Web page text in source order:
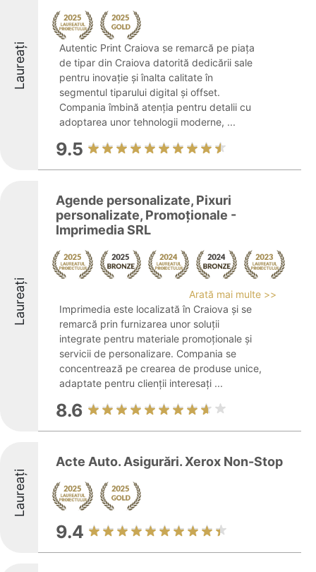
Laureați
Autentic Print Craiova se remarcă pe piața
de tipar din Craiova datorită dedicării sale
pentru inovație și înalta calitate în
segmentul tiparului digital și offset.
Compania îmbină atenția pentru detalii cu
adoptarea unor tehnologii moderne, ...
9.5
Laureați
Agende personalizate, Pixuri
personalizate, Promoționale -
Imprimedia SRL
Arată mai multe >>
Imprimedia este localizată în Craiova și se
remarcă prin furnizarea unor soluții
integrate pentru materiale promoționale și
servicii de personalizare. Compania se
concentrează pe crearea de produse unice,
adaptate pentru clienții interesați ...
8.6
Laureați
Acte Auto. Asigurări. Xerox Non-Stop
9.4